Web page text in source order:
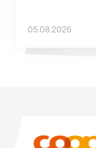
05.08.2026